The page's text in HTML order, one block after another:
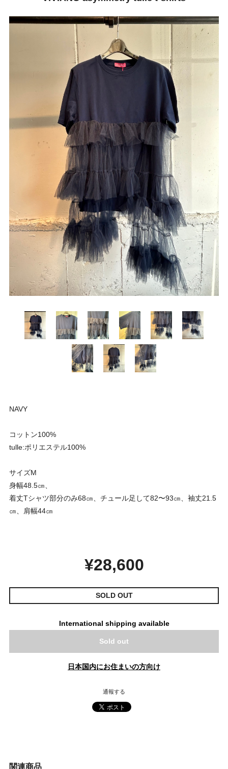
NAVY
コットン100%
tulle:ポリエステル100%
サイズM
身幅48.5㎝、
着丈Tシャツ部分のみ68㎝、チュール足して82〜93㎝、袖丈21.5
㎝、肩幅44㎝
¥28,600
SOLD OUT
International shipping available
Sold out
日本国内にお住まいの方向け
通報する
関連商品